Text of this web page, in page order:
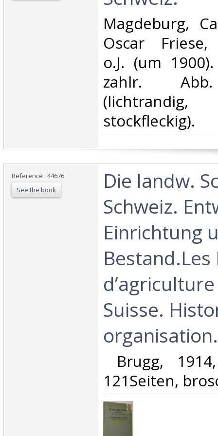
‎Magdeburg,
Oscar Friese,
o.J. (um
zahlr.
stockfleckig).‎
Reference : 44676
See the book
‎Die landw.
Schweiz.
Einrichtung
Bestand.Les
Suisse.
organisation.‎
Brugg,
121Seiten,